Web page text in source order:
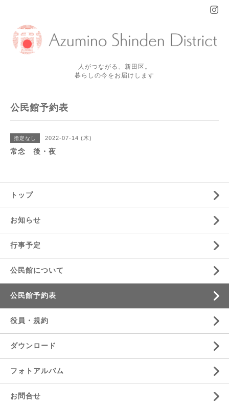
人がつながる、新田区。
暮らしの今をお届けします
公民館予約表
指定なし 2022-07-14 (木)
常念 後・夜
トップ
お知らせ
行事予定
公民館について
公民館予約表
役員・規約
ダウンロード
フォトアルバム
お問合せ